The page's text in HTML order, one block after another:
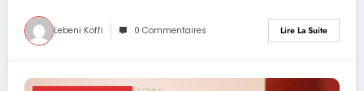
Lebeni Koffi 0 Commentaires Lire La Suite